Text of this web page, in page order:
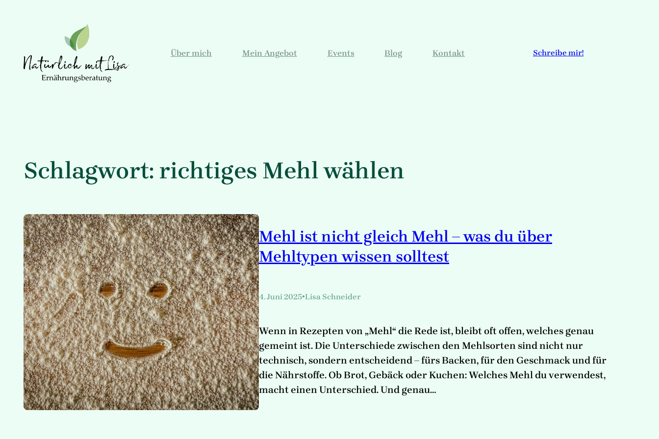
Über mich Mein Angebot Events Blog Kontakt Schreibe mir!
Schlagwort: richtiges Mehl wählen
Mehl ist nicht gleich Mehl – was du über
Mehltypen wissen solltest
4. Juni 2025•Lisa Schneider
Wenn in Rezepten von „Mehl“ die Rede ist, bleibt oft offen, welches genau
gemeint ist. Die Unterschiede zwischen den Mehlsorten sind nicht nur
technisch, sondern entscheidend – fürs Backen, für den Geschmack und für
die Nährstoffe. Ob Brot, Gebäck oder Kuchen: Welches Mehl du verwendest,
macht einen Unterschied. Und genau…